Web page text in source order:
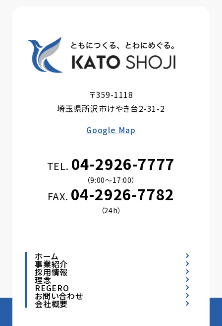
〒359-1118
埼玉県所沢市けやき台2-31-2
Google Map
TEL. 04-2926-7777
（9:00〜17:00）
FAX. 04-2926-7782
（24h）
ホーム
事業紹介
採用情報
理念
REGERO
お問い合わせ
会社概要